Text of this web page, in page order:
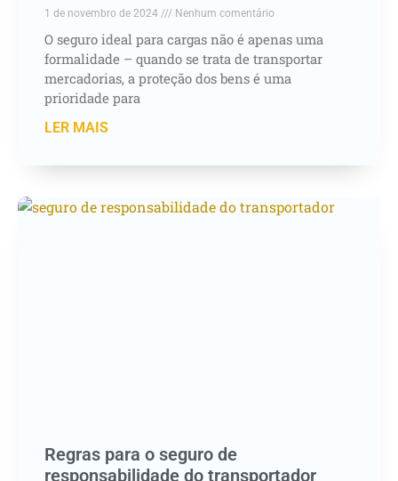
1 de novembro de 2024 Nenhum comentário
O seguro ideal para cargas não é apenas uma
formalidade – quando se trata de transportar
mercadorias, a proteção dos bens é uma
prioridade para
LER MAIS
Regras para o seguro de
responsabilidade do transportador